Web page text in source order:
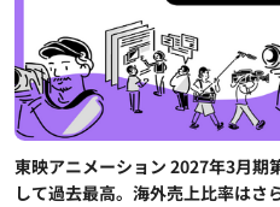
東映アニメーション 2027年3月期
して過去最高。海外売上比率はさ